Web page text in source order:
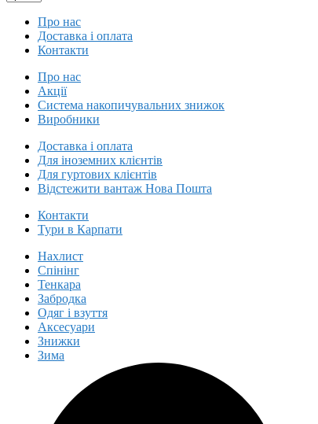
Про нас
Доставка і оплата
Контакти
Про нас
Акції
Система накопичувальних знижок
Виробники
Доставка і оплата
Для іноземних клієнтів
Для гуртових клієнтів
Відстежити вантаж Нова Пошта
Контакти
Тури в Карпати
Нахлист
Спінінг
Тенкара
Забродка
Одяг і взуття
Аксесуари
Знижки
Зима